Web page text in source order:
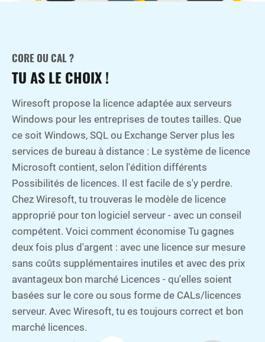
CORE OU CAL ?
TU AS LE CHOIX !
Wiresoft propose la licence adaptée aux serveurs
Windows pour les entreprises de toutes tailles. Que
ce soit Windows, SQL ou Exchange Server plus les
services de bureau à distance : Le système de licence
Microsoft contient, selon l'édition différents
Possibilités de licences. Il est facile de s'y perdre.
Chez Wiresoft, tu trouveras le modèle de licence
approprié pour ton logiciel serveur - avec un conseil
compétent. Voici comment économise Tu gagnes
deux fois plus d'argent : avec une licence sur mesure
sans coûts supplémentaires inutiles et avec des prix
avantageux bon marché Licences - qu'elles soient
basées sur le core ou sous forme de CALs/licences
serveur. Avec Wiresoft, tu es toujours correct et bon
marché licences.